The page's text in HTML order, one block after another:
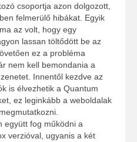
csoportja azon dolgozott,
felmerülő hibákat. Egyik
az volt, hogy egy
lassan töltődött be az
ez a probléma
nem kell bemondania a
Innentől kezdve az
is élvezhetik a Quantum
ez leginkább a weboldalak
együtt fog működni a
verzióval, ugyanis a két